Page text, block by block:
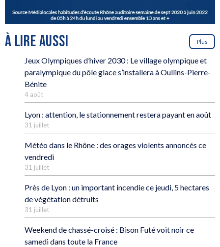
À LIRE AUSSI Plus
Jeux Olympiques d’hiver 2030 : Le village olympique et
paralympique du pôle glace s’installera à Oullins-Pierre-
Bénite
4 août
Lyon : attention, le stationnement restera payant en août
31 juillet
Météo dans le Rhône : des orages violents annoncés ce
vendredi
31 juillet
Près de Lyon : un important incendie ce jeudi, 5 hectares
de végétation détruits
31 juillet
Weekend de chassé-croisé : Bison Futé voit noir ce
samedi dans toute la France